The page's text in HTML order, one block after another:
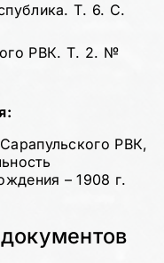
Т. 6. С.
РВК. Т. 2. №
РВК,
– 1908 г.